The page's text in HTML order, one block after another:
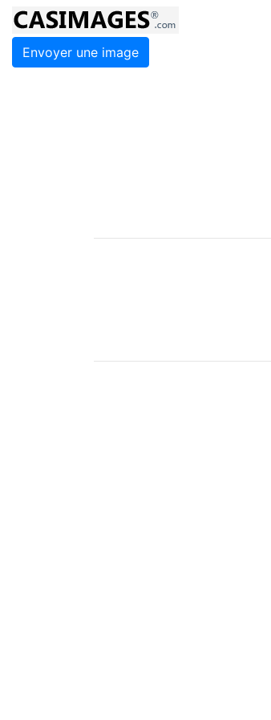
Envoyer une image